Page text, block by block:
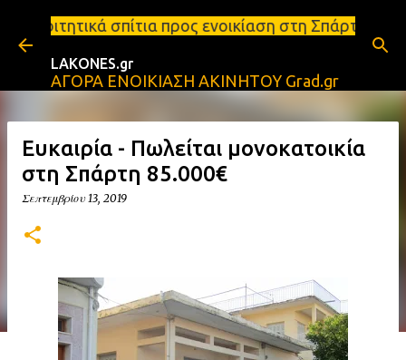
Μετάβαση στο κύριο περιεχόμενο
προς ενοικίαση στη Σπάρτη Ενοικιάσεις
LAKONES.gr
ΑΓΟΡΑ ΕΝΟΙΚΙΑΣΗ ΑΚΙΝΗΤΟΥ Grad.gr
Ευκαιρία - Πωλείται μονοκατοικία
στη Σπάρτη 85.000€
Σεπτεμβρίου 13, 2019